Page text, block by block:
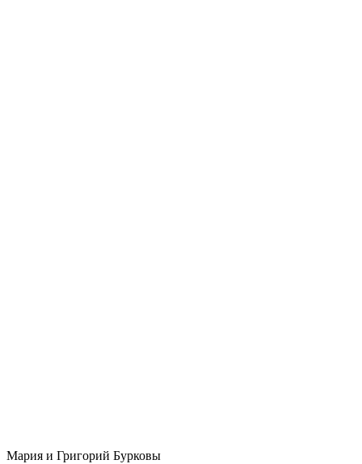
Мария и Григорий Бурковы